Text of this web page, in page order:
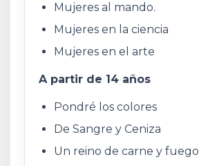
Mujeres al mando.
Mujeres en la ciencia
Mujeres en el arte
A partir de 14 años
Pondré los colores
De Sangre y Ceniza
Un reino de carne y fuego